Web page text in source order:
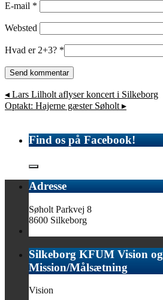
E-mail *
Websted
Hvad er 2+3? *
◂ Lars Lilholt aflyser koncert i Silkeborg
Optakt: Hajerne gæster Søholt ▸
Find os på Facebook!
Adresse
Søholt Parkvej 8
8600 Silkeborg
Silkeborg KFUM Vision og
Mission/Målsætning
Vision